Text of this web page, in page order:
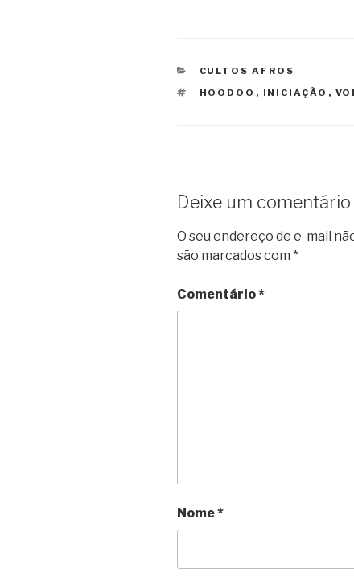
CATEGORIAS
CULTOS AFROS
TAGS
HOODOO , INICIAÇÃO ,
Deixe um comentário
O seu endereço de e-mail
são marcados com *
Comentário*
Nome*